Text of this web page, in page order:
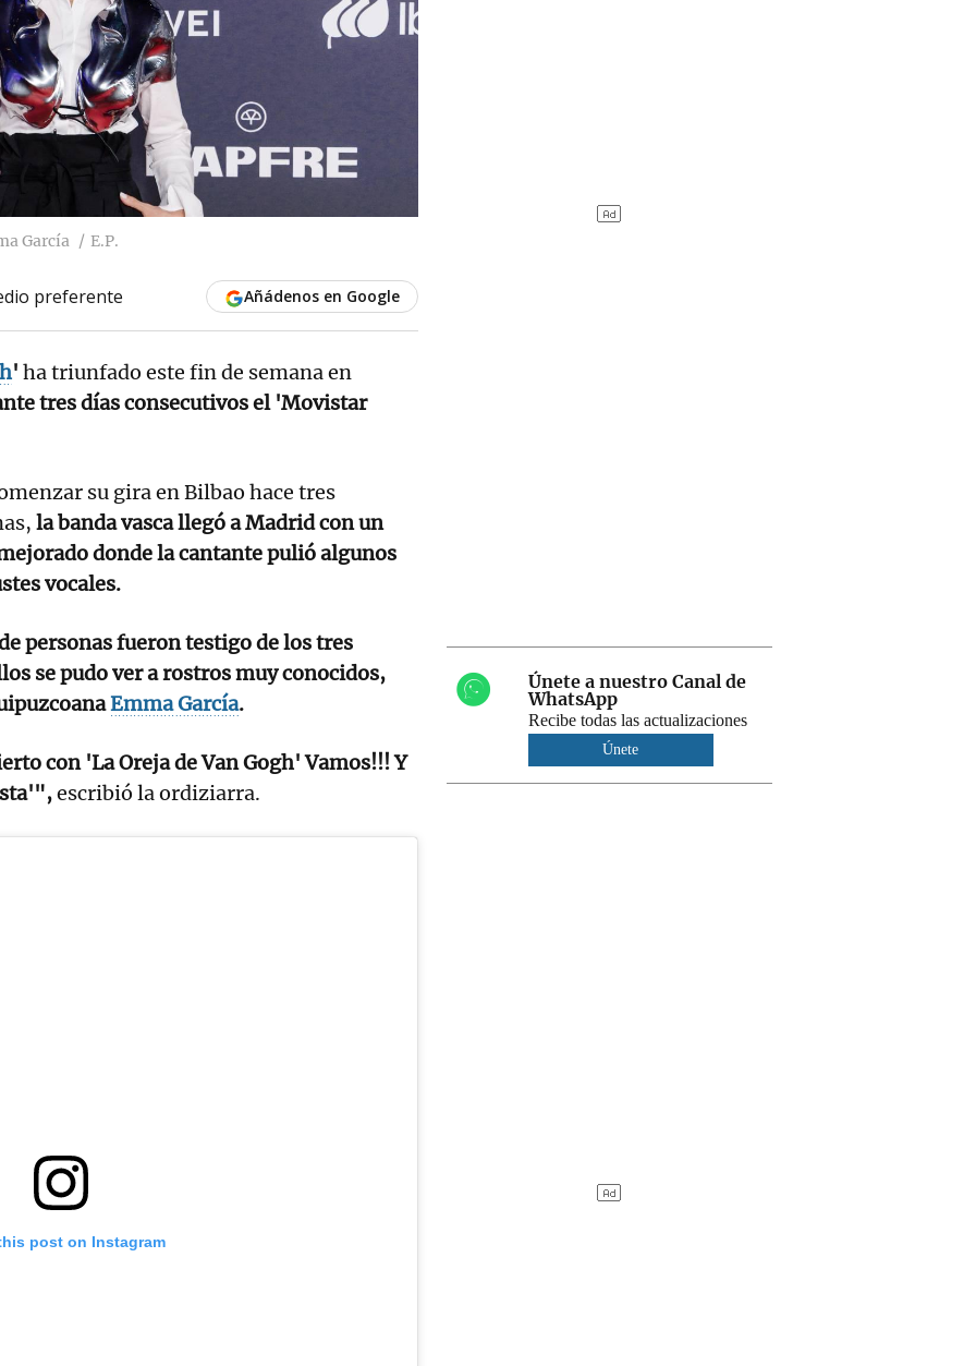
García E.P.
preferente Añádenos en Google
' ha triunfado este fin de semana en
tres días consecutivos el 'Movistar
su gira en Bilbao hace tres
la banda vasca llegó a Madrid con un
donde la cantante pulió algunos
vocales.
personas fueron testigo de los tres
se pudo ver a rostros muy conocidos,
Emma García.
con 'La Oreja de Van Gogh' Vamos!!! Y
escribió la ordiziarra.
post on Instagram
Únete a nuestro Canal de
WhatsApp
Recibe todas las actualizaciones
Únete